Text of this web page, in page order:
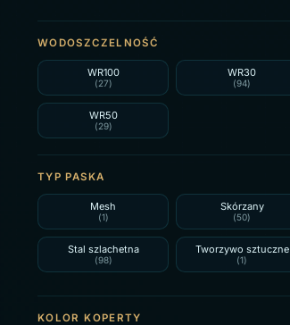
Lacoste
(2)
Timex
(2)
Zeppelin
(6)
WODOSZCZELNOŚĆ
WR100
(27)
WR30
(94)
WR50
(29)
TYP PASKA
Mesh
(1)
Skórzany
(50)
Stal szlachetna
(98)
Tworzywo sztuczne
(1)
KOLOR KOPERTY